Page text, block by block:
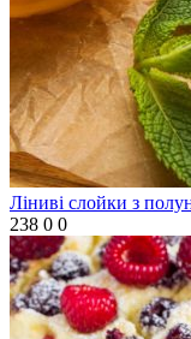
Ліниві слойки з
238 0 0